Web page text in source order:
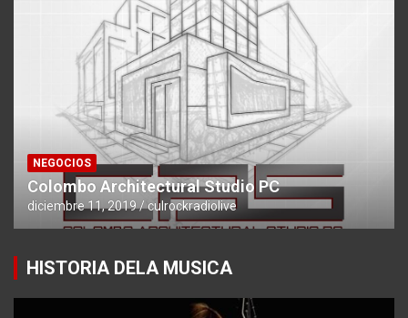
NEGOCIOS
Colombo Architectural Studio PC
diciembre 11, 2019 culrockradiolive
HISTORIA DELA MUSICA